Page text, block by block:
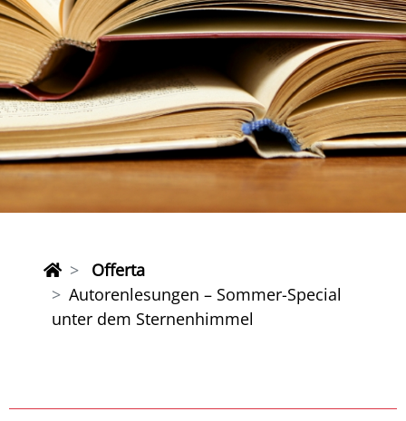
Offerta
Autorenlesungen – Sommer-Special
unter dem Sternenhimmel